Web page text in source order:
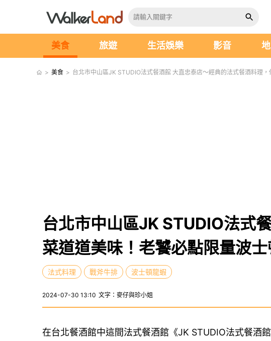
美食 旅遊 生活娛樂 影音
> 美食 > 台北市中山區JK STUDIO法式餐酒館 大直忠泰店～經典的法式餐酒料理
台北市中山區JK STUDIO法式
菜道道美味！老饕必點限量波
法式料理 戰斧牛排 波士頓龍蝦
2024-07-30 13:10 文字：麥仔與珍小姐
在台北餐酒館中這間法式餐酒館《JK STUDIO法式餐酒